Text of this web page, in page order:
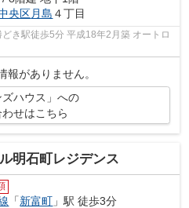
央区月島 ４丁目
報がありません。
ズハウス」への
せはこちら
明石町レジデンス
「新富町 」駅 徒歩3分